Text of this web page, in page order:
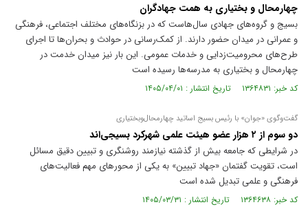
چهارمحال و بختیاری به همت جهادگران
بسیج و گروه‌های جهادی سال‌هاست که در بزنگاه‌های مختلف اجتماعی، فرهنگی
و عمرانی در میدان حضور دارند. از کمک‌رسانی در حوادث و بحران‌ها تا اجرای
طرح‌های محرومیت‌زدایی و خدمات عمومی. این بار نیز میدان خدمت در
چهارمحال و بختیاری به مدرسه‌ها رسیده است
کد خبر: ۱۳۶۴۸۳۱ تاریخ انتشار : ۱۴۰۵/۰۴/۰۱
گفت‌وگوی «جوان» با رئیس بسیج اساتید چهارمحال‌و‌بختیاری
دو سوم از ۲ هزار عضو هیئت علمی شهرکرد بسیجی‌اند
در شرایطی که جامعه بیش از گذشته نیازمند روشنگری و تبیین دقیق مسائل
است، تقویت گفتمان «جهاد تبیین» به یکی از محور‌های مهم فعالیت‌های
فرهنگی و علمی تبدیل شده است
کد خبر: ۱۳۶۴۶۳۸ تاریخ انتشار : ۱۴۰۵/۰۳/۳۱